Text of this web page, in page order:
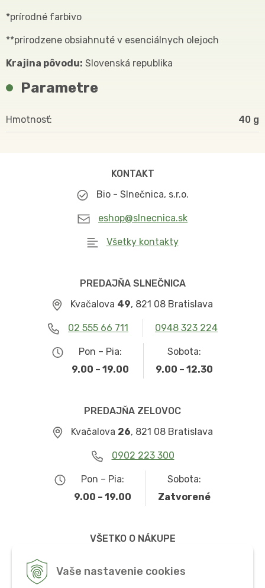
Vaše nastavenie cookies
*prírodné farbivo
**prirodzene obsiahnuté v esenciálnych olejoch
Krajina pôvodu: Slovenská republika
Parametre
Hmotnosť 40
KONTAKT
Bio - Slnečnica, s.r.o.
eshop@slnecnica.sk
Všetky kontakty
PREDAJŇA SLNEČNICA
Kvačalova 49, 821 08 Bratislava
02 555 66 711 0948 323 224
Pon – Pia:
9.00 – 19.00
Sobota:
9.00 – 12.30
PREDAJŇA ZELOVOC
Kvačalova 26, 821 08 Bratislava
0902 223 300
Pon – Pia:
9.00 – 19.00
Sobota:
Zatvorené
VŠETKO O NÁKUPE